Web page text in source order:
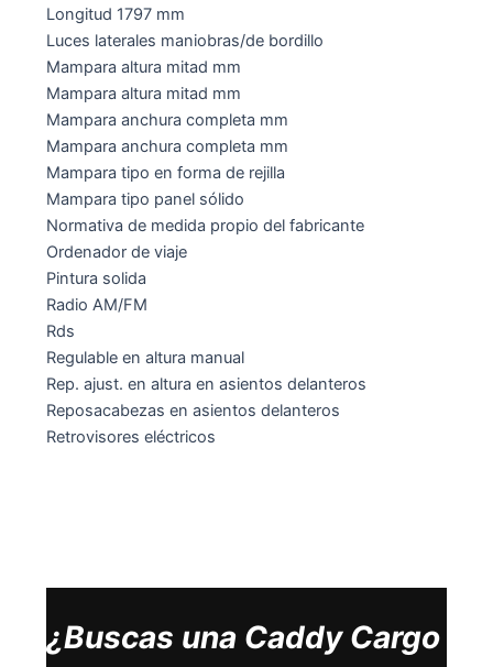
Longitud 1797 mm
Luces laterales maniobras/de bordillo
Mampara altura mitad mm
Mampara altura mitad mm
Mampara anchura completa mm
Mampara anchura completa mm
Mampara tipo en forma de rejilla
Mampara tipo panel sólido
Normativa de medida propio del fabricante
Ordenador de viaje
Pintura solida
Radio AM/FM
Rds
Regulable en altura manual
Rep. ajust. en altura en asientos delanteros
Reposacabezas en asientos delanteros
Retrovisores eléctricos
¿Buscas una Caddy Cargo